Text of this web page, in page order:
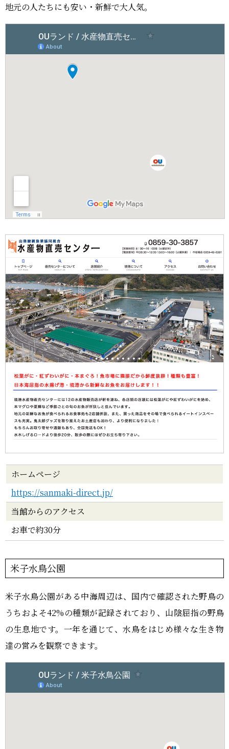
地元の人たちにも安い・新鮮で大人気。
ホームページ
https://sanmaki-direct.jp/
当館からのアクセス
お車で約30分
米子水鳥公園
米子水鳥公園がある中海周辺は、国内で確認された野鳥の
うちおよそ42%の種類が記録されており、山陰屈指の野鳥
の生息地です。一年を通じて、水鳥をはじめ様々な生き物
達の営みを観察できます。